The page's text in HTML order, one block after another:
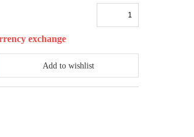
exchange
Add to wishlist